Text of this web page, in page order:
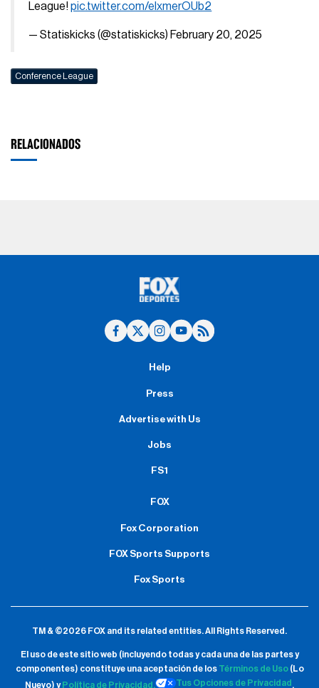
League!pic.twitter.com/elxmerOUb2
— Statiskicks (@statiskicks) February 20, 2025
Conference League
RELACIONADOS
Help
Press
Advertise with Us
Jobs
FS1
FOX
Fox Corporation
FOX Sports Supports
Fox Sports
TM & ©2026 FOX and its related entities.All Rights Reserved.
El uso de este sitio web (incluyendo todas y cada una de las partes y
componentes) constituye una aceptación de los Términos de Uso(Lo
Nuevo) y Política de Privacidad. Tus Opciones de Privacidad .